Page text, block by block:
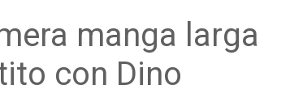
manga larga
con Dino